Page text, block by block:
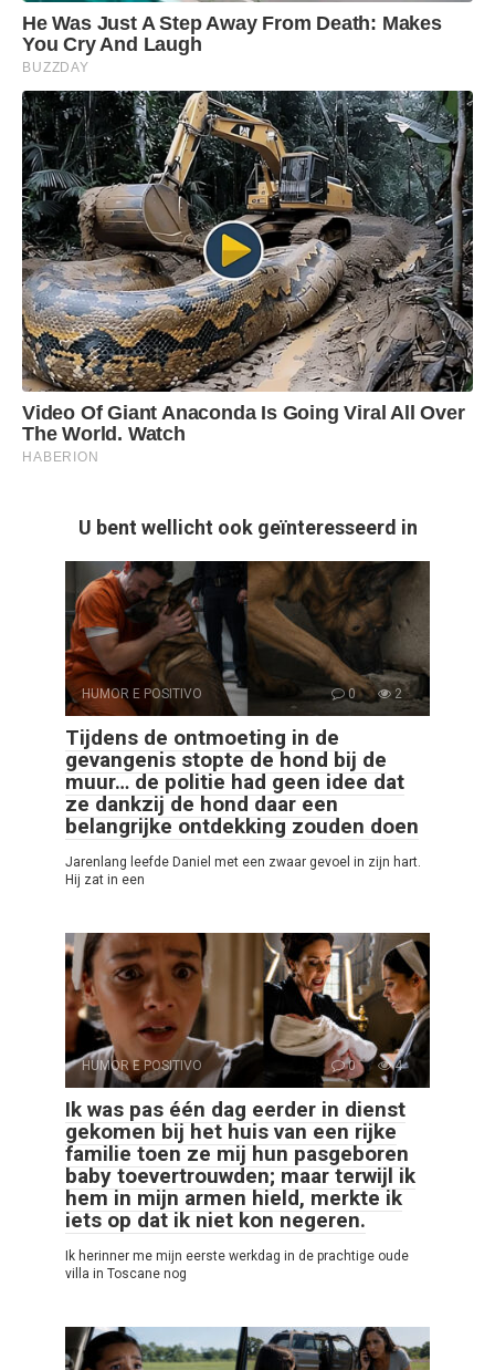
U bent wellicht ook geïnteresseerd in
HUMOR E POSITIVO 0 2
Tijdens de ontmoeting in de
gevangenis stopte de hond bij de
muur… de politie had geen idee dat
ze dankzij de hond daar een
belangrijke ontdekking zouden doen
Jarenlang leefde Daniel met een zwaar gevoel in zijn hart.
Hij zat in een
HUMOR E POSITIVO 0 4
Ik was pas één dag eerder in dienst
gekomen bij het huis van een rijke
familie toen ze mij hun pasgeboren
baby toevertrouwden; maar terwijl ik
hem in mijn armen hield, merkte ik
iets op dat ik niet kon negeren.
Ik herinner me mijn eerste werkdag in de prachtige oude
villa in Toscane nog